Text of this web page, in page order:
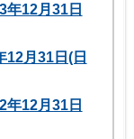
年12月31日
12月31日(日
年12月31日